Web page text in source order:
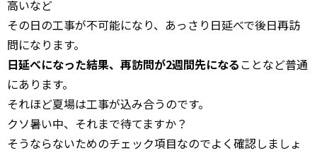
高いなど
その日の工事が不可能になり、あっさり日延べで後日再訪
問になります。
日延べになった結果、再訪問が2週間先になることなど普通
にあります。
それほど夏場は工事が込み合うのです。
クソ暑い中、それまで待てますか？
そうならないためのチェック項目なのでよく確認しましょ